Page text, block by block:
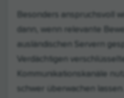
Besonders anspruchsvoll
dann, wenn relevante
ausländischen Servern
Verdächtigen verschlüsselte
Kommunikationskanäle
schwer überwachen